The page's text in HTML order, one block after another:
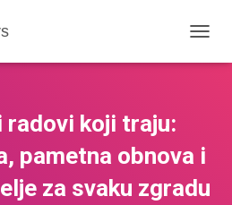
O
N
A
V
I
radovi koji traju:
pametna obnova i
za svaku zgradu